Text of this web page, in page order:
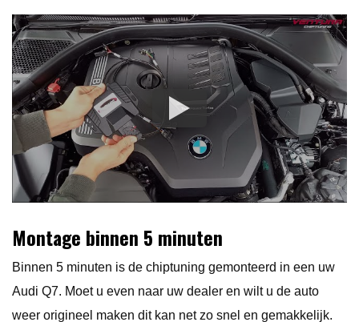
Montage binnen 5 minuten
Binnen 5 minuten is de chiptuning gemonteerd in een uw
Audi Q7. Moet u even naar uw dealer en wilt u de auto
weer origineel maken dit kan net zo snel en gemakkelijk.